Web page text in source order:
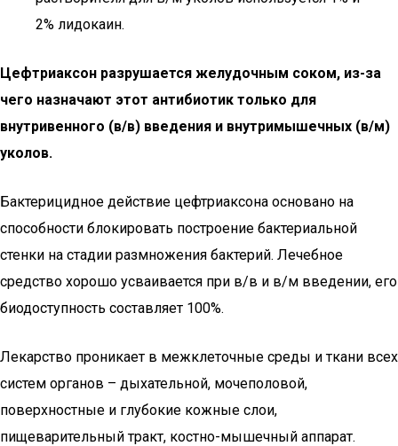
2% лидокаин.
Цефтриаксон разрушается желудочным соком, из-за
чего назначают этот антибиотик только для
внутривенного (в/в) введения и внутримышечных (в/м)
уколов.
Бактерицидное действие цефтриаксона основано на
способности блокировать построение бактериальной
стенки на стадии размножения бактерий. Лечебное
средство хорошо усваивается при в/в и в/м введении, его
биодоступность составляет 100%.
Лекарство проникает в межклеточные среды и ткани всех
систем органов – дыхательной, мочеполовой,
поверхностные и глубокие кожные слои,
пищеварительный тракт, костно-мышечный аппарат.